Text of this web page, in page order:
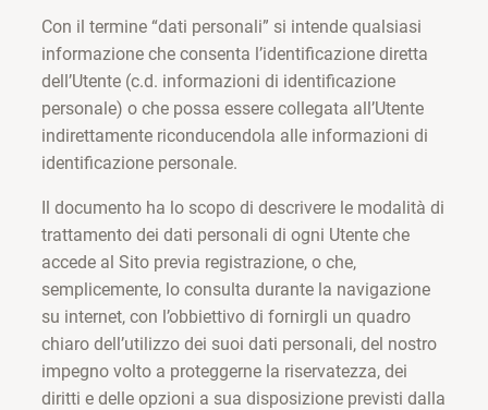
Con il termine “dati personali” si intende qualsiasi
informazione che consenta l’identificazione diretta
dell’Utente (c.d. informazioni di identificazione
personale) o che possa essere collegata all’Utente
indirettamente riconducendola alle informazioni di
identificazione personale.
Il documento ha lo scopo di descrivere le modalità di
trattamento dei dati personali di ogni Utente che
accede al Sito previa registrazione, o che,
semplicemente, lo consulta durante la navigazione
su internet, con l’obbiettivo di fornirgli un quadro
chiaro dell’utilizzo dei suoi dati personali, del nostro
impegno volto a proteggerne la riservatezza, dei
diritti e delle opzioni a sua disposizione previsti dalla